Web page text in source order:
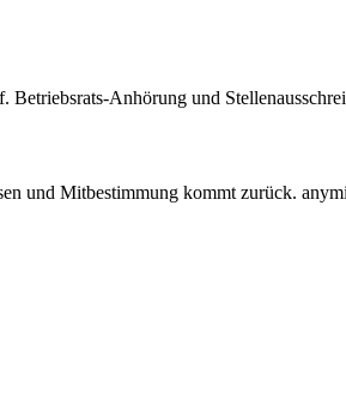
Anhörung und
und Mitbestimmung kommt zurück.